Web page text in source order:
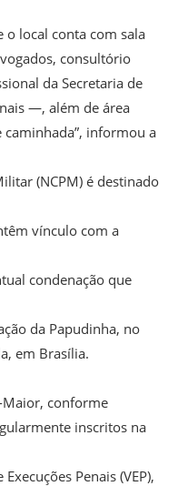
o local conta com sala
consultório
da Secretaria de
—, além de área
caminhada”, informou a
(NCPM) é destinado
vínculo com a
condenação que
da Papudinha, no
em Brasília.
Maior, conforme
inscritos na
Penais (VEP),